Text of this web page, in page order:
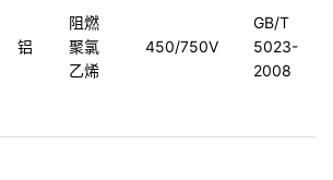
铝
阻燃
聚氯
乙烯
450/750V
GB/T
5023-
2008